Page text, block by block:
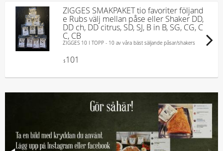
ZIGGES SMAKPAKET tio favoriter följand
e Rubs välj mellan påse eller Shaker DD,
DD ch, DD citrus, SD, SJ, B in B, SG, CG, C
C, CB
ZIGGES 10 I TOPP - 10 av våra bäst säljande påsar/shakers
$ 101